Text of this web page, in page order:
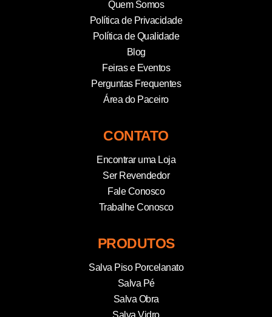
Quem Somos
Política de Privacidade
Política de Qualidade
Blog
Feiras e Eventos
Perguntas Frequentes
Área do Paceiro
CONTATO
Encontrar uma Loja
Ser Revendedor
Fale Conosco
Trabalhe Conosco
PRODUTOS
Salva Piso Porcelanato
Salva Pé
Salva Obra
Salva Vidro